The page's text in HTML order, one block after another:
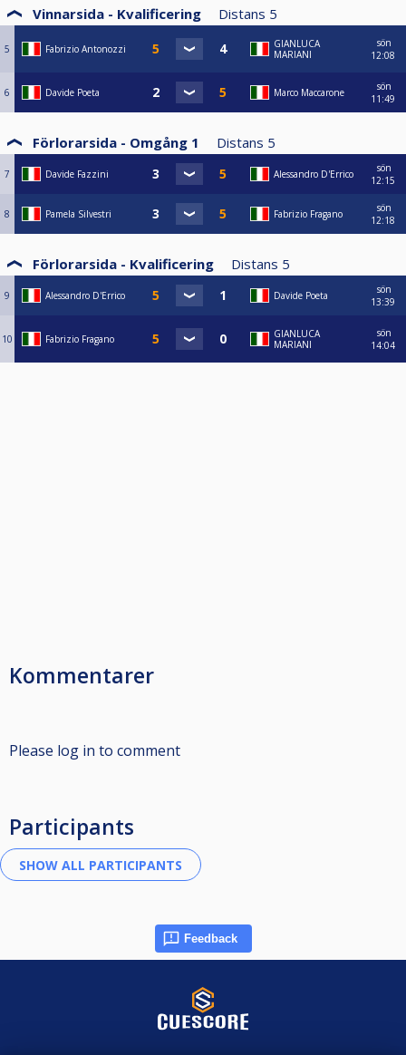
Vinnarsida - Kvalificering Distans 5
5 Fabrizio Antonozzi
GIANLUCA
MARIANI
sön
12:08
6 Davide Poeta Marco Maccarone
sön
11:49
Förlorarsida - Omgång 1 Distans 5
7 Davide Fazzini Alessandro D'Errico
sön
12:15
8 Pamela Silvestri Fabrizio Fragano
sön
12:18
Förlorarsida - Kvalificering Distans 5
9 Alessandro D'Errico Davide Poeta
sön
13:39
10 Fabrizio Fragano
GIANLUCA
MARIANI
sön
14:04
Kommentarer
Please log in to comment
Participants
Feedback